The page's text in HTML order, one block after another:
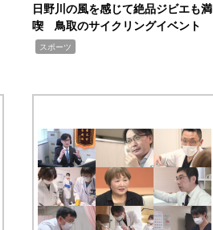
日野川の風を感じて絶品ジビエも満
喫 鳥取のサイクリングイベント
スポーツ